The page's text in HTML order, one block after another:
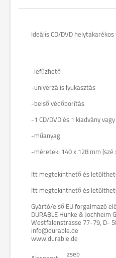
Ideális CD/DVD
-lefűzhető
-univerzális lyukasztás
-belső védőborítás
-1 CD/DVD és 1 kiadvány
-műanyag
-méretek: 140 x 128 mm (szé
Itt megtekinthető és
Itt megtekinthető és
Gyártó/első EU forgalmazó
DURABLE Hunke & Jochheim
Westfalenstrasse 77-79, D-
info@durable.de
www.durable.de
zseb